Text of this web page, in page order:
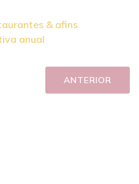
& afins
anual
ANTERIOR